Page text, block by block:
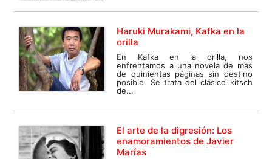
Haruki Murakami, Kafka en la
orilla
En Kafka en la orilla, nos
enfrentamos a una novela de más
de quinientas páginas sin destino
posible. Se trata del clásico kitsch
de...
El arte de la digresión: Los
enamoramientos de Javier
Marías